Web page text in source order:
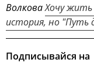
ВолковаХочу жить
история, но "Путь
Подписывайся на